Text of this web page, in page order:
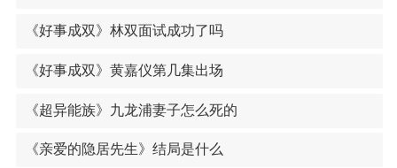
《好事成双》林双面试成功了吗
《好事成双》黄嘉仪第几集出场
《超异能族》九龙浦妻子怎么死的
《亲爱的隐居先生》结局是什么